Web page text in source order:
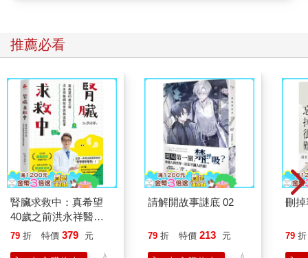
推薦必看
腎臟求救中：真希望
40歲之前洪永祥醫師
就告訴我這些事
79 折 特價 379 元
請解開故事謎底 02
79 折 特價 213 元
刪
79 折